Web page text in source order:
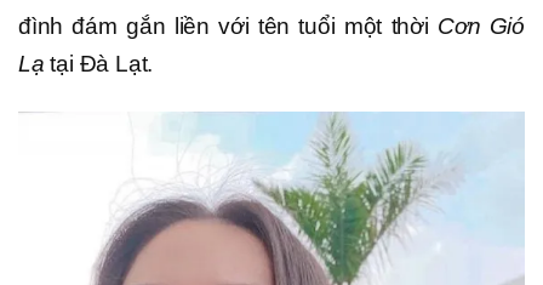
đình đám gắn liền với tên tuổi một thời Cơn Gió
Lạ tại Đà Lạt.